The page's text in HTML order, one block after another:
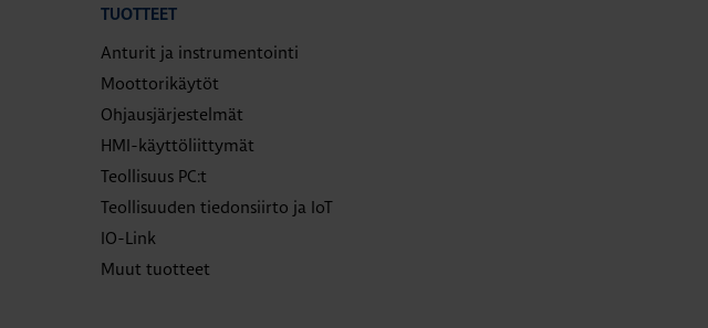
TUOTTEET
Anturit ja instrumentointi
Moottorikäytöt
Ohjausjärjestelmät
HMI-käyttöliittymät
Teollisuus PC:t
Teollisuuden tiedonsiirto ja IoT
IO-Link
Muut tuotteet